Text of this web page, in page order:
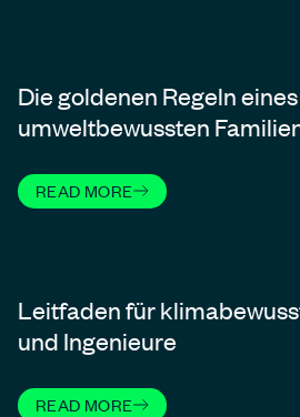
Die goldenen Regeln eines
umweltbewussten
READ MORE
Leitfaden für
und Ingenieure
READ MORE